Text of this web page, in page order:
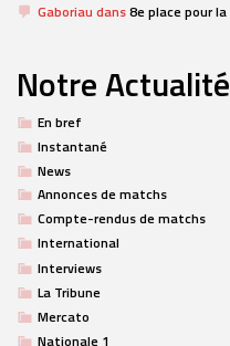
Gaboriau dans8e place pour
Notre Actualité
En bref
Instantané
News
Annonces de matchs
Compte-rendus de matchs
International
Interviews
La Tribune
Mercato
Nationale 1